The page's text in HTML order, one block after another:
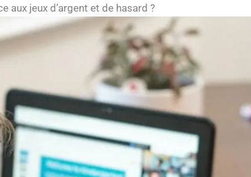
aux jeux d’argent et de hasard ?